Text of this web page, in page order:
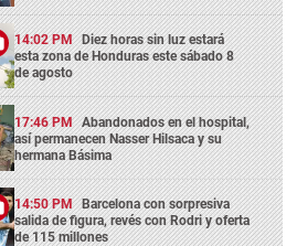
14:02 PM Diez horas sin luz estará
esta zona de Honduras este sábado 8
de agosto
17:46 PM Abandonados en el hospital,
así permanecen Nasser Hilsaca y su
hermana Básima
14:50 PM Barcelona con sorpresiva
salida de figura, revés con Rodri y oferta
de 115 millones